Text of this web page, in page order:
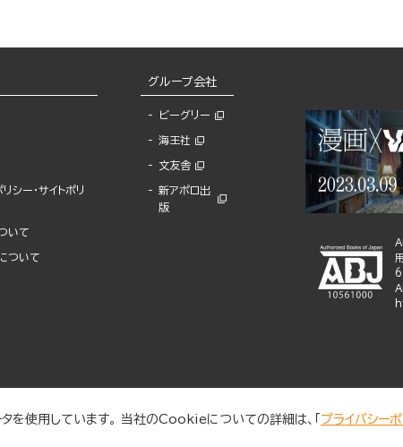
シー・サイトポリ
いて
ついて
グループ会社
ビーグリー
海王社
文友舎
新アポロ出
版
を使用しています。 当社のCookieについての詳細は、「 プライバシー